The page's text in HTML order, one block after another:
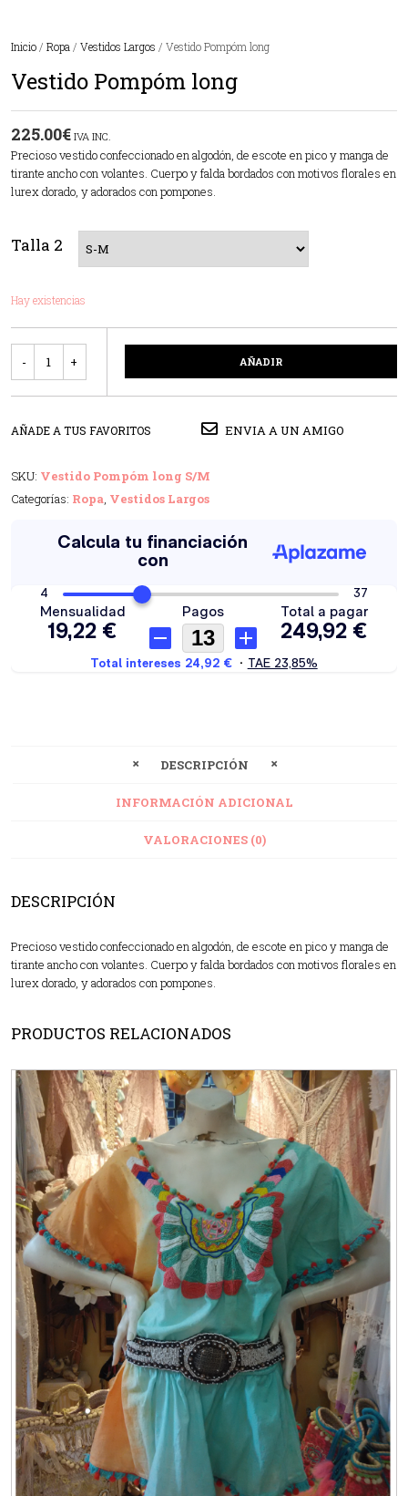
Inicio / Ropa / Vestidos Largos / Vestido Pompóm long
Vestido Pompóm long
225.00€ IVA INC.
Precioso vestido confeccionado en algodón, de escote en pico y manga de
tirante ancho con volantes. Cuerpo y falda bordados con motivos florales en
lurex dorado, y adorados con pompones.
Talla 2
Hay existencias
AÑADIR
AÑADE A TUS FAVORITOS ENVIA A UN AMIGO
SKU: Vestido Pompóm long S/M
Categorías: Ropa, Vestidos Largos
DESCRIPCIÓN
INFORMACIÓN ADICIONAL
VALORACIONES (0)
DESCRIPCIÓN
Precioso vestido confeccionado en algodón, de escote en pico y manga de
tirante ancho con volantes. Cuerpo y falda bordados con motivos florales en
lurex dorado, y adorados con pompones.
PRODUCTOS RELACIONADOS